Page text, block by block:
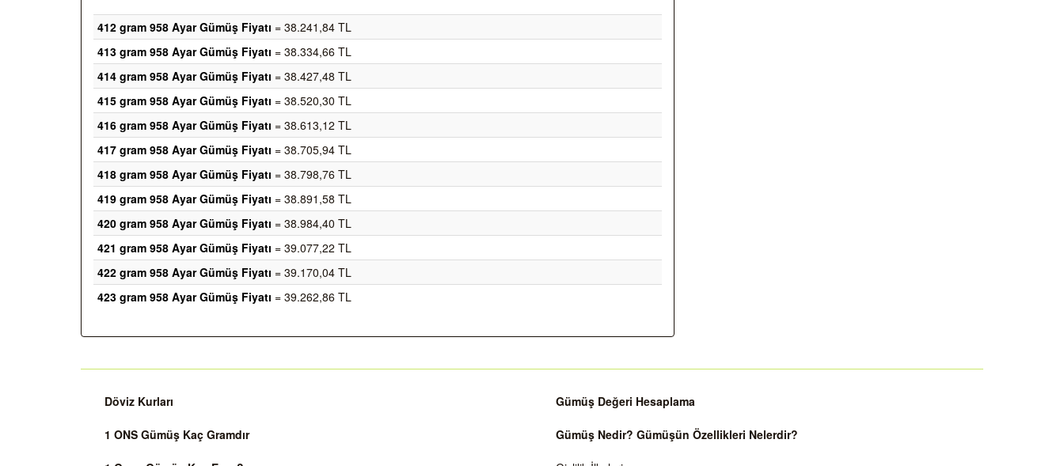
412 gram 958 Ayar Gümüş Fiyatı = 38.241,84 TL
413 gram 958 Ayar Gümüş Fiyatı = 38.334,66 TL
414 gram 958 Ayar Gümüş Fiyatı = 38.427,48 TL
415 gram 958 Ayar Gümüş Fiyatı = 38.520,30 TL
416 gram 958 Ayar Gümüş Fiyatı = 38.613,12 TL
417 gram 958 Ayar Gümüş Fiyatı = 38.705,94 TL
418 gram 958 Ayar Gümüş Fiyatı = 38.798,76 TL
419 gram 958 Ayar Gümüş Fiyatı = 38.891,58 TL
420 gram 958 Ayar Gümüş Fiyatı = 38.984,40 TL
421 gram 958 Ayar Gümüş Fiyatı = 39.077,22 TL
422 gram 958 Ayar Gümüş Fiyatı = 39.170,04 TL
423 gram 958 Ayar Gümüş Fiyatı = 39.262,86 TL
Döviz Kurları
1 ONS Gümüş Kaç Gramdır
Gümüş Değeri Hesaplama
Gümüş Nedir? Gümüşün Özellikleri Nelerdir?